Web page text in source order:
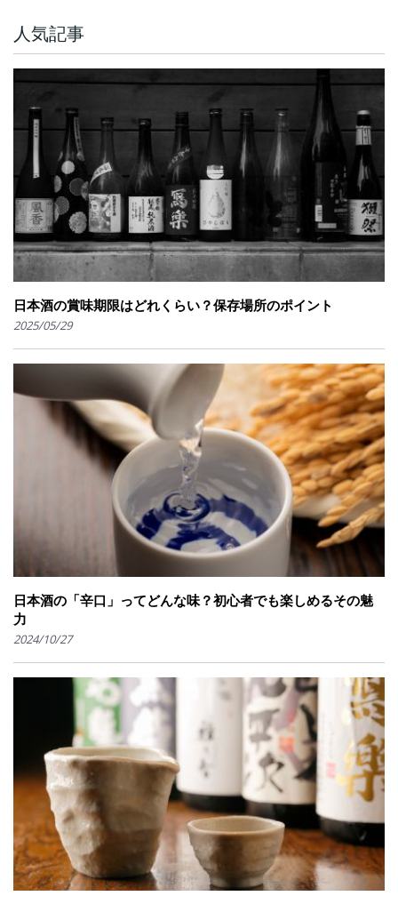
人気記事
日本酒の賞味期限はどれくらい？保存場所のポイント
2025/05/29
日本酒の「辛口」ってどんな味？初心者でも楽しめるその魅
力
2024/10/27